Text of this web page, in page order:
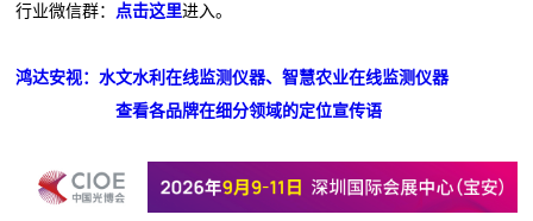
行业微信群： 点击这里进入。
鸿达安视：水文水利在线监测仪器、智慧农业在线监测仪器
查看各品牌在细分领域的定位宣传语